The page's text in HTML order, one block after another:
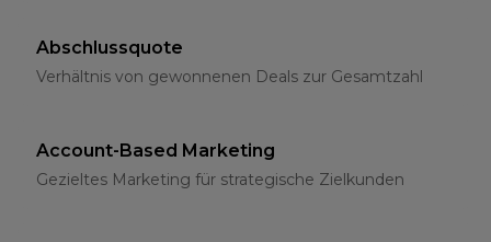
Abschlussquote
Verhältnis von gewonnenen Deals zur Gesamtzahl
Account-Based Marketing
Gezieltes Marketing für strategische Zielkunden